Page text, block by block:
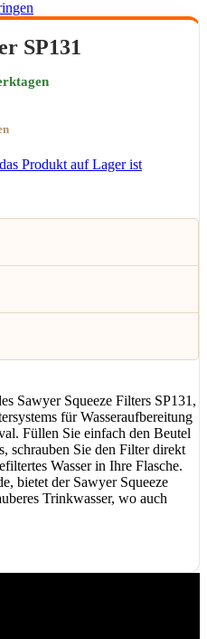
SP131
Produkt auf Lager ist
Sawyer Squeeze Filters SP131,
für Wasseraufbereitung
Füllen Sie einfach den Beutel
schrauben Sie den Filter direkt
Wasser in Ihre Flasche.
bietet der Sawyer Squeeze
Trinkwasser, wo auch